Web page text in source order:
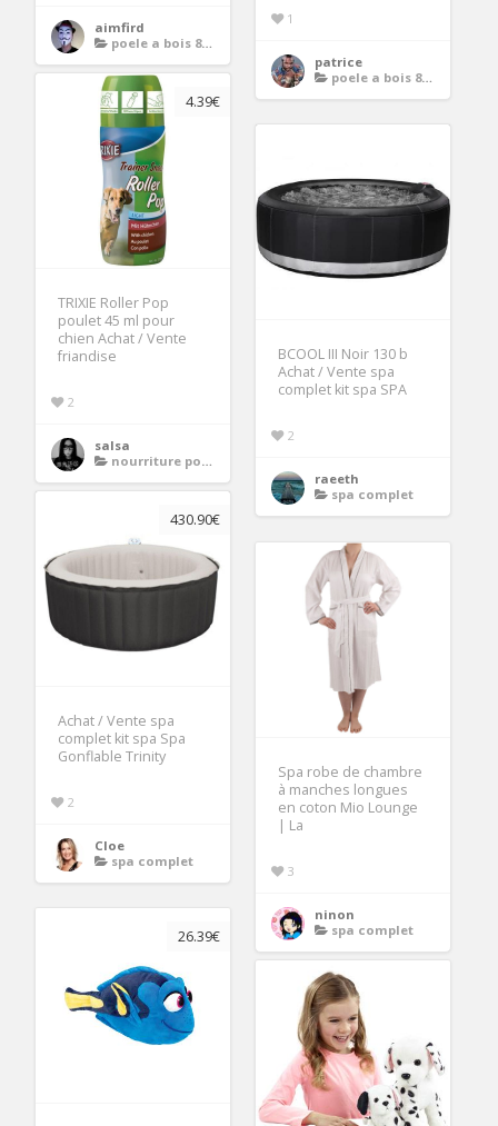
aimfird
poele a bois 8kw
1
patrice
poele a bois 8kw
4.39€
TRIXIE Roller Pop
poulet 45 ml pour
chien Achat / Vente
friandise
2
salsa
nourriture pour chien
BCOOL III Noir 130 b
Achat / Vente spa
complet kit spa SPA
2
raeeth
spa complet
430.90€
Achat / Vente spa
complet kit spa Spa
Gonflable Trinity
2
Cloe
spa complet
Spa robe de chambre
à manches longues
en coton Mio Lounge
| La
3
ninon
spa complet
26.39€